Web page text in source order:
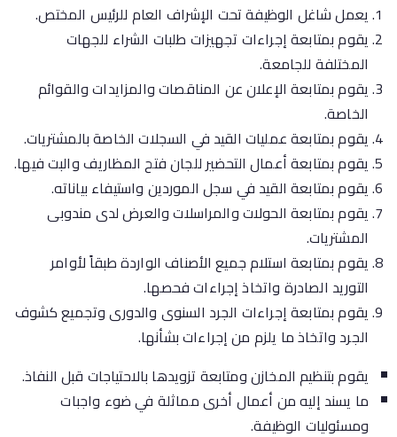
يعمل شاغل الوظيفة تحت الإشراف العام للرئيس المختص.
يقوم بمتابعة إجراءات تجهيزات طلبات الشراء للجهات
المختلفة للجامعة.
يقوم بمتابعة الإعلان عن المناقصات والمزايدات والقوائم
الخاصة.
يقوم بمتابعة عمليات القيد في السجلات الخاصة بالمشتريات.
يقوم بمتابعة أعمال التحضير للجان فتح المظاريف والبت فيها.
يقوم بمتابعة القيد في سجل الموردين واستيفاء بياناته.
يقوم بمتابعة الحولات والمراسلات والعرض لدى مندوبى
المشتريات.
يقوم بمتابعة استلام جميع الأصناف الواردة طبقاً لأوامر
التوريد الصادرة واتخاذ إجراءات فحصها.
يقوم بمتابعة إجراءات الجرد السنوى والدورى وتجميع كشوف
الجرد واتخاذ ما يلزم من إجراءات بشأنها.
يقوم بتنظيم المخازن ومتابعة تزويدها بالاحتياجات قبل النفاذ.
ما يسند إليه من أعمال أخرى مماثلة في ضوء واجبات
ومسئوليات الوظيفة.